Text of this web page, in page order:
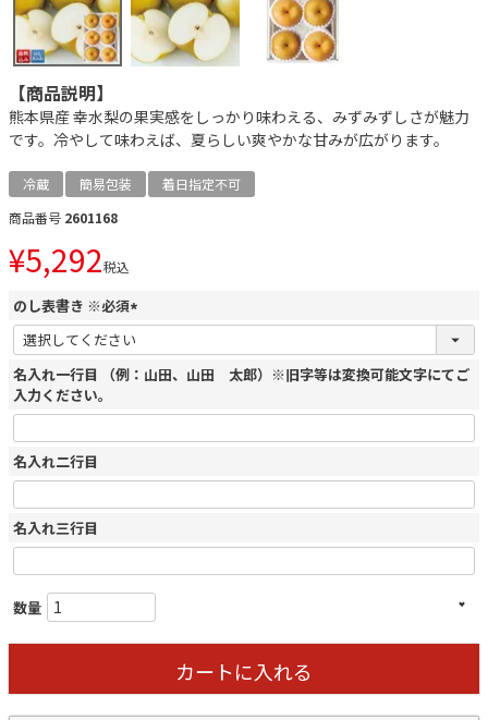
【商品説明】
熊本県産 幸水梨の果実感をしっかり味わえる、みずみずしさが魅力
です。冷やして味わえば、夏らしい爽やかな甘みが広がります。
冷蔵 簡易包装
着日指定不可
商品番号 2601168
¥5,292税込
のし表書き ※必須
(
必
須
名入れ一行目 （例：山田、山田 太郎）※旧字等は変換可能文字にてご
入力ください。
名入れ二行目
名入れ三行目
カートに入れる